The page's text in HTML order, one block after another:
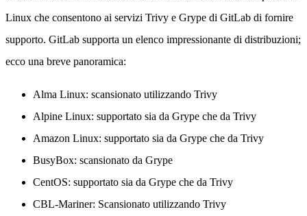
Linux che consentono ai servizi Trivy e Grype di GitLab di fornire
supporto. GitLab supporta un elenco impressionante di distribuzioni;
ecco una breve panoramica:
Alma Linux: scansionato utilizzando Trivy
Alpine Linux: supportato sia da Grype che da Trivy
Amazon Linux: supportato sia da Grype che da Trivy
BusyBox: scansionato da Grype
CentOS: supportato sia da Grype che da Trivy
CBL-Mariner: Scansionato utilizzando Trivy